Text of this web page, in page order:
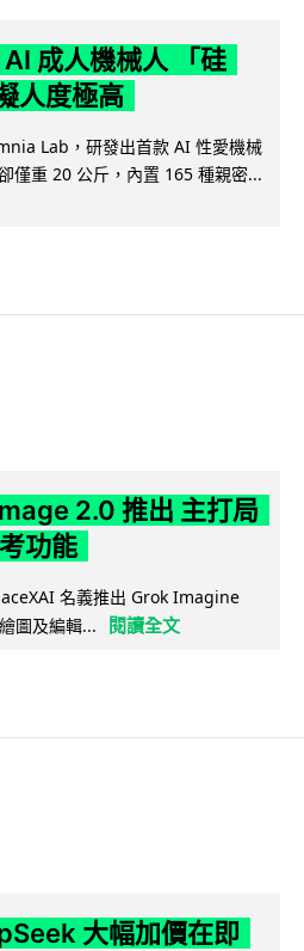
成人機械人 「硅
人度極高
Lab，研發出首款 AI 性愛機械
僅重 20 公斤，內置 165 種親密...
2.0 推出 主打局
功能
名義推出 Grok Imagine
圖及編輯...
閱讀全文
大幅加價在即